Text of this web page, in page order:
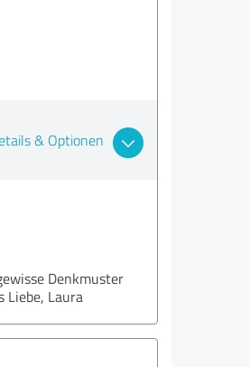
& Optionen
Denkmuster
Liebe, Laura